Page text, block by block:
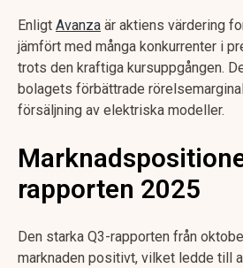
Enligt Avanza är aktiens värdering
jämfört med många konkurrenter i
trots den kraftiga kursuppgången.
bolagets förbättrade
försäljning av elektriska modeller.
rapporten 2025
Den starka Q3-rapporten från
marknaden positivt, vilket ledde till